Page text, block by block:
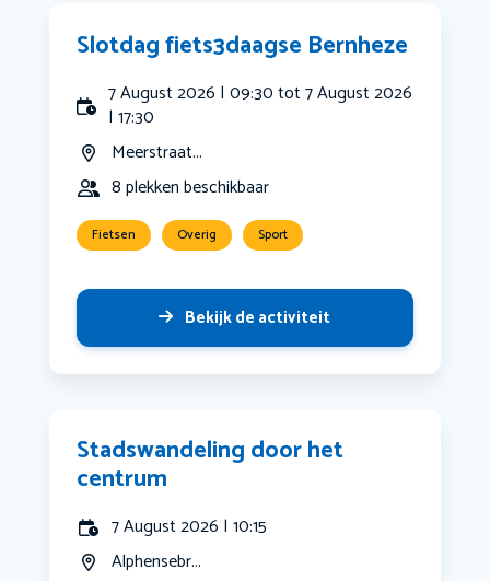
Slotdag fiets3daagse Bernheze
7 August 2026 | 09:30 tot 7 August 2026
| 17:30
Meerstraat...
8 plekken beschikbaar
Fietsen Overig Sport
Bekijk de activiteit
Stadswandeling door het
centrum
7 August 2026 | 10:15
Alphensebr...